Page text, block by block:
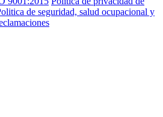
de seguridad, salud ocupacional y